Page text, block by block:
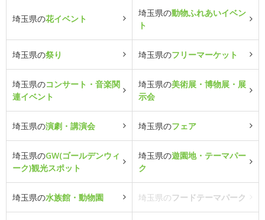
埼玉県の花イベント
埼玉県の動物ふれあいイベン
ト
埼玉県の祭り 埼玉県のフリーマーケット
埼玉県のコンサート・音楽関
連イベント
埼玉県の美術展・博物展・展
示会
埼玉県の演劇・講演会 埼玉県のフェア
埼玉県のGW(ゴールデンウィ
ーク)観光スポット
埼玉県の遊園地・テーマパー
ク
埼玉県の水族館・動物園 埼玉県のフードテーマパーク